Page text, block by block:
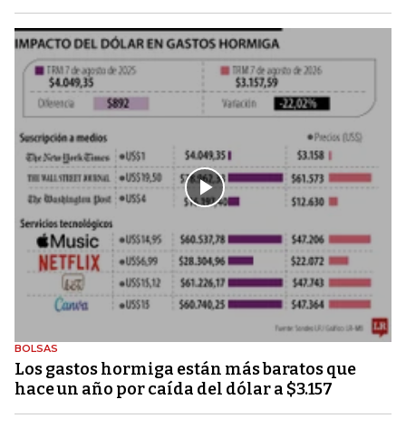
BOLSAS
Los gastos hormiga están más baratos que
hace un año por caída del dólar a $3.157